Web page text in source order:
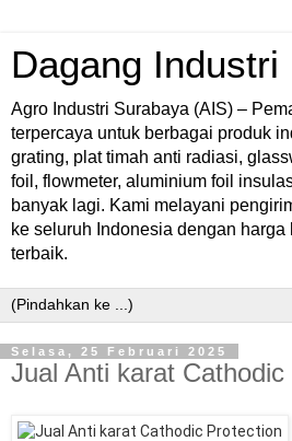
Dagang Industri
Agro Industri Surabaya (AIS) –
terpercaya untuk berbagai produk
grating, plat timah anti radiasi,
foil, flowmeter, aluminium foil
banyak lagi. Kami melayani
ke seluruh Indonesia dengan
terbaik.
Selasa, 25 Februari 2025
Jual Anti karat